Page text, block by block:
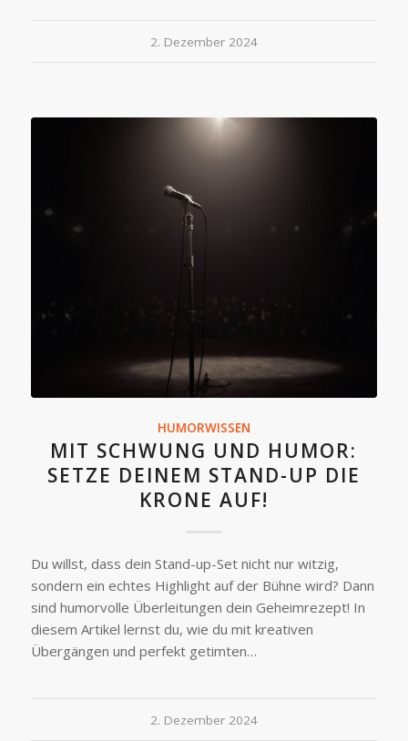
2. Dezember 2024
HUMORWISSEN
MIT SCHWUNG UND HUMOR:
SETZE DEINEM STAND-UP DIE
KRONE AUF!
Du willst, dass dein Stand-up-Set nicht nur witzig,
sondern ein echtes Highlight auf der Bühne wird? Dann
sind humorvolle Überleitungen dein Geheimrezept! In
diesem Artikel lernst du, wie du mit kreativen
Übergängen und perfekt getimten…
2. Dezember 2024